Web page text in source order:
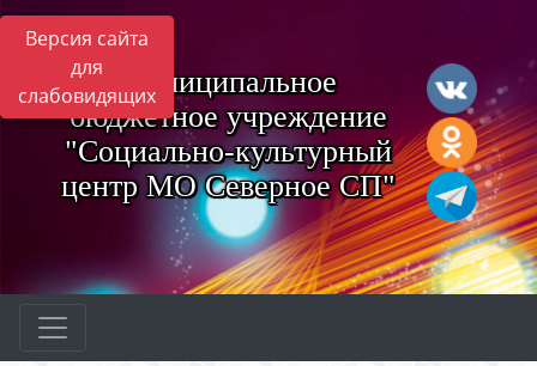
Версия сайта
для
слабовидящихМуниципальное
бюджетное учреждение
"Социально-культурный
центр МО Северное СП"